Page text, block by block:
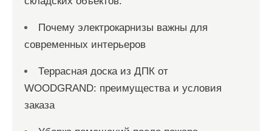
Почему электрокарнизы важны для
современных интерьеров
Террасная доска из ДПК от
WOODGRAND: преимущества и условия
заказа